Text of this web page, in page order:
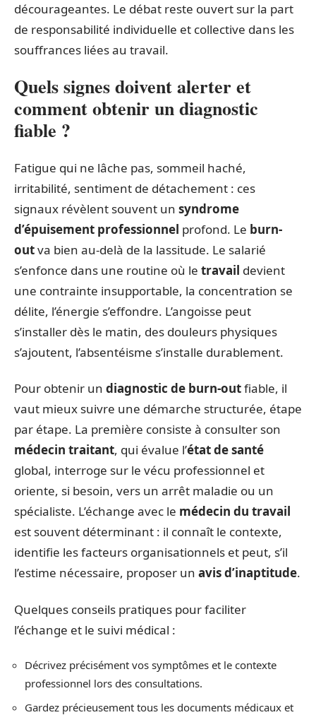
décourageantes. Le débat reste ouvert sur la part
de responsabilité individuelle et collective dans les
souffrances liées au travail.
Quels signes doivent alerter et
comment obtenir un diagnostic
fiable ?
Fatigue qui ne lâche pas, sommeil haché,
irritabilité, sentiment de détachement : ces
signaux révèlent souvent un syndrome
d’épuisement professionnel profond. Le burn-
outva bien au-delà de la lassitude. Le salarié
s’enfonce dans une routine où le travail devient
une contrainte insupportable, la concentration se
délite, l’énergie s’effondre. L’angoisse peut
s’installer dès le matin, des douleurs physiques
s’ajoutent, l’absentéisme s’installe durablement.
Pour obtenir un diagnostic de burn-outfiable, il
vaut mieux suivre une démarche structurée, étape
par étape. La première consiste à consulter son
médecin traitant, qui évalue l’état de santé
global, interroge sur le vécu professionnel et
oriente, si besoin, vers un arrêt maladie ou un
spécialiste. L’échange avec le médecin du travail
est souvent déterminant : il connaît le contexte,
identifie les facteurs organisationnels et peut, s’il
l’estime nécessaire, proposer un avis d’inaptitude.
Quelques conseils pratiques pour faciliter
l’échange et le suivi médical :
Décrivez précisément vos symptômes et le contexte
professionnel lors des consultations.
Gardez précieusement tous les documents médicaux et